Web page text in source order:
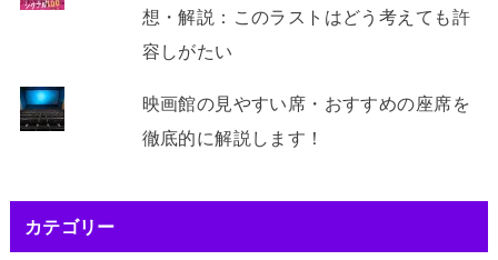
想・解説：このラストはどう考えても許
容しがたい
映画館の見やすい席・おすすめの座席を
徹底的に解説します！
カテゴリー